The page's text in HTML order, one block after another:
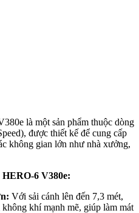
là một sản phẩm thuộc dòng
được thiết kế để cung cấp
không gian lớn như nhà xưởng,
6 V380e:
Với sải cánh lên đến 7,3 mét,
khí mạnh mẽ, giúp làm mát